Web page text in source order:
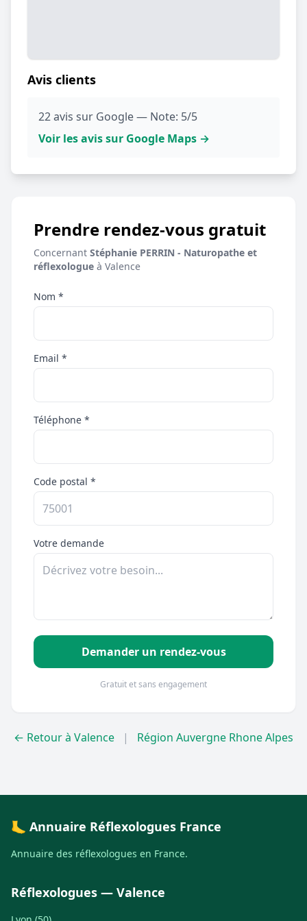
Avis clients
22 avis sur Google — Note: 5/5
Voir les avis sur Google Maps →
Prendre rendez-vous gratuit
Concernant Stéphanie PERRIN - Naturopathe et
réflexologue à Valence
Nom *
Email *
Téléphone *
Code postal *
Votre demande
Demander un rendez-vous
Gratuit et sans engagement
← Retour à Valence | Région Auvergne Rhone Alpes
🦶 Annuaire Réflexologues France
Annuaire des réflexologues en France.
Réflexologues — Valence